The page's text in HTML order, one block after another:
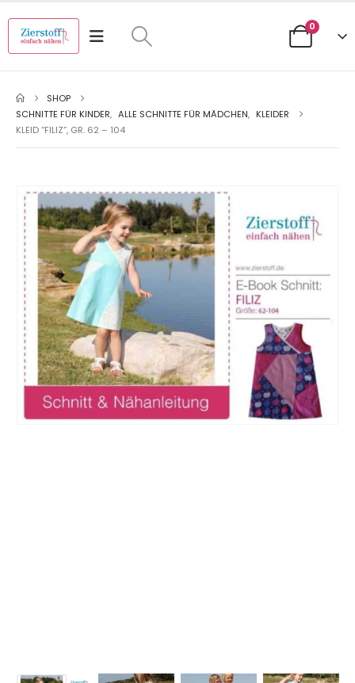
0
SHOP
SCHNITTE FÜR KINDER, ALLE SCHNITTE FÜR MÄDCHEN, KLEIDER
KLEID “FILIZ”, GR. 62 – 104